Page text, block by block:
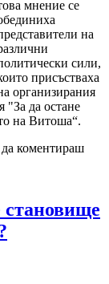
мнение се
на
сили,
присъстваха
организирания
"За да остане
на Витоша“.
коментираш
становище